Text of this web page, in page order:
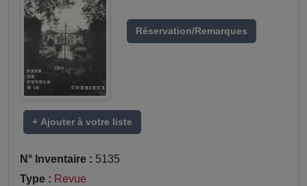
Réservation/Remarques
+ Ajouter à votre liste
N° Inventaire : 5135
Type : Revue